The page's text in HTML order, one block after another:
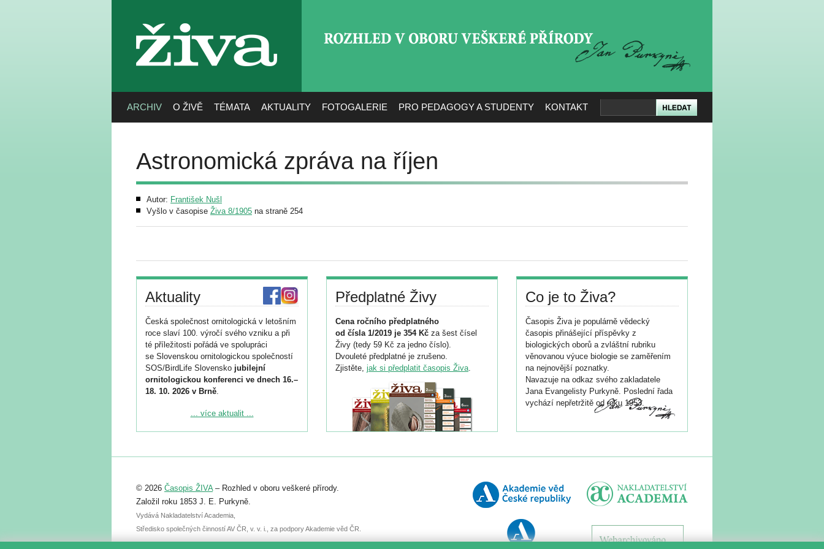
živa
ARCHIV O ŽIVĚ TÉMATA AKTUALITY FOTOGALERIE PRO PEDAGOGY A STUDENTY KONTAKT
Astronomická zpráva na říjen
Autor: František Nušl
Vyšlo v časopise Živa 8/1905 na straně 254
Aktuality
Česká společnost ornitologická v letošním
roce slaví 100. výročí svého vzniku a při
té příležitosti pořádá ve spolupráci
se Slovenskou ornitologickou společností
SOS/BirdLife Slovensko jubilejní
ornitologickou konferenci ve dnech 16.–
18. 10. 2026 v Brně.
Podrobnější informace ke konferenci
Registrovat se můžete do 6. září.
abstraktu přihlášené přednášky nebo
posteru je už 30. června.
... více aktualit ...
Předplatné Živy
Cena ročního předplatného
od čísla 1/2019 je 354 Kč za šest čísel
Živy (tedy 59 Kč za jedno číslo).
Dvouleté předplatné je zrušeno.
Zjistěte, jak si předplatit časopis Živa.
Co je to Živa?
Časopis Živa je populárně vědecký
časopis přinášející příspěvky z
biologických oborů a zvláštní rubriku
věnovanou výuce biologie se zaměřením
na nejnovější poznatky.
Navazuje na odkaz svého zakladatele
Jana Evangelisty Purkyně. Poslední řada
vychází nepřetržitě od roku 1953.
© 2026 Časopis ŽIVA– Rozhled v oboru veškeré přírody.
Založil roku 1853 J. E. Purkyně.
Vydává Nakladatelství Academia,
Středisko společných činností AV ČR, v. v. i., za podpory Akademie věd ČR.